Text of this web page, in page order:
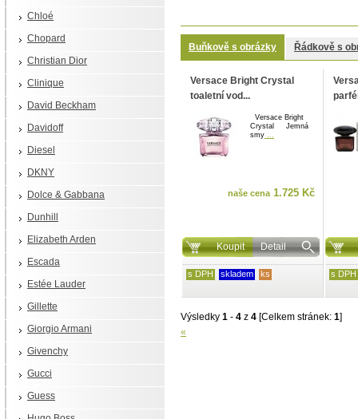
Chloé
Chopard
Christian Dior
Clinique
David Beckham
Davidoff
Diesel
DKNY
Dolce & Gabbana
Dunhill
Elizabeth Arden
Escada
Estée Lauder
Gillette
Giorgio Armani
Givenchy
Gucci
Guess
Buňkově s obrázky Řádkově s
Versace Bright Crystal
toaletní vod...
Versace Bright
Crystal Jemná
smy ...
naše cena1.725 Kč
Koupit Detail
s DPH skladem ks s DPH
Výsledky 1 - 4 z 4 [Celkem stránek: 1]
«